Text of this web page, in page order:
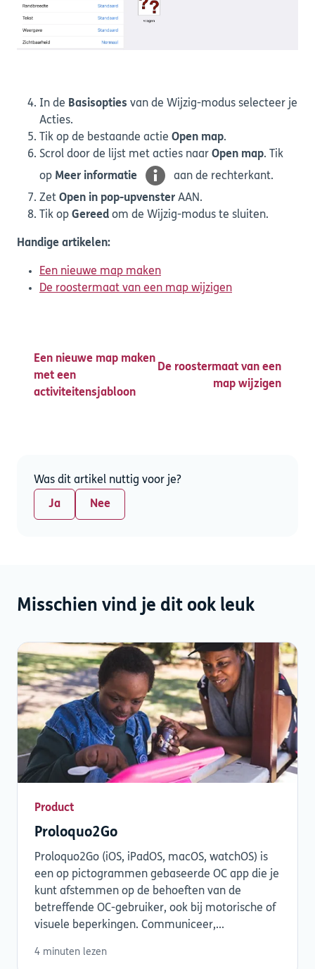
In de Basisopties van de Wijzig-modus selecteer je
Acties.
Tik op de bestaande actie Open map.
Scrol door de lijst met acties naar Open map. Tik
op Meer informatie
aan de rechterkant.
Zet Open in pop-upvenster AAN.
Tik op Gereed om de Wijzig-modus te sluiten.
Handige artikelen:
Een nieuwe map maken
De roostermaat van een map wijzigen
Een nieuwe map maken
met een
activiteitensjabloon
De roostermaat van een
map wijzigen
Was dit artikel nuttig voor je?
Ja Nee
Misschien vind je dit ook leuk
Product
Proloquo2Go
Proloquo2Go (iOS, iPadOS, macOS, watchOS) is
een op pictogrammen gebaseerde OC app die je
kunt afstemmen op de behoeften van de
betreffende OC-gebruiker, ook bij motorische of
visuele beperkingen. Communiceer,...
4 minuten lezen